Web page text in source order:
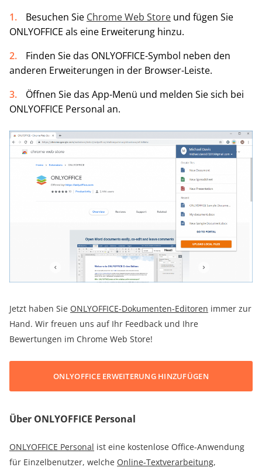
Besuchen Sie Chrome Web Store und fügen Sie
ONLYOFFICE als eine Erweiterung hinzu.
Finden Sie das ONLYOFFICE-Symbol neben den
anderen Erweiterungen in der Browser-Leiste.
Öffnen Sie das App-Menü und melden Sie sich bei
ONLYOFFICE Personal an.
Jetzt haben Sie ONLYOFFICE-Dokumenten-Editoren immer zur
Hand. Wir freuen uns auf Ihr Feedback und Ihre
Bewertungen im Chrome Web Store!
ONLYOFFICE ERWEITERUNG HINZUFÜGEN
Über ONLYOFFICE Personal
ONLYOFFICE Personal ist eine kostenlose Office-Anwendung
für Einzelbenutzer, welche Online-Textverarbeitung,